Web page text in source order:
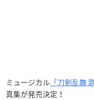
ミュージカル 「刀剣乱舞
真集が発売決定！